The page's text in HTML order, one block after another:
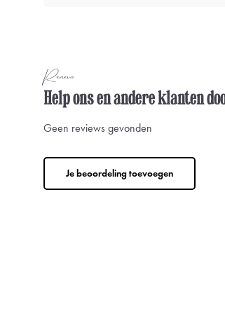
Reviews
Help ons en andere klanten
Geen reviews gevonden
Je beoordeling toevoegen